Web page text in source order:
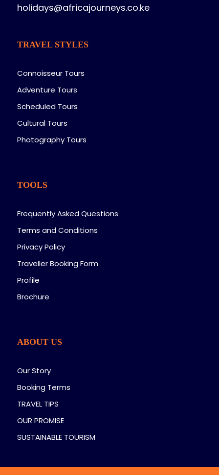
holidays@africajourneys.co.ke
TRAVEL STYLES
Connoisseur Tours
Adventure Tours
Scheduled Tours
Cultural Tours
Photography Tours
TOOLS
Frequently Asked Questions
Terms and Conditions
Privacy Policy
Traveller Booking Form
Profile
Brochure
ABOUT US
Our Story
Booking Terms
TRAVEL TIPS
OUR PROMISE
SUSTAINABLE TOURISM